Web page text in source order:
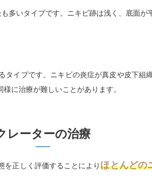
多いタイプです。ニキビ跡は浅く、底面
イプです。ニキビの炎症が真皮や皮下組
に治療が難しいことがあります。
レーターの治療
を正しく評価することによりほとんどの